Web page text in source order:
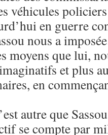
véhicules
en guerre
nous a
moyens que lui,
et plus
en
autre que
se compte par